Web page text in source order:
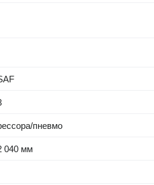
пневмо
040 мм